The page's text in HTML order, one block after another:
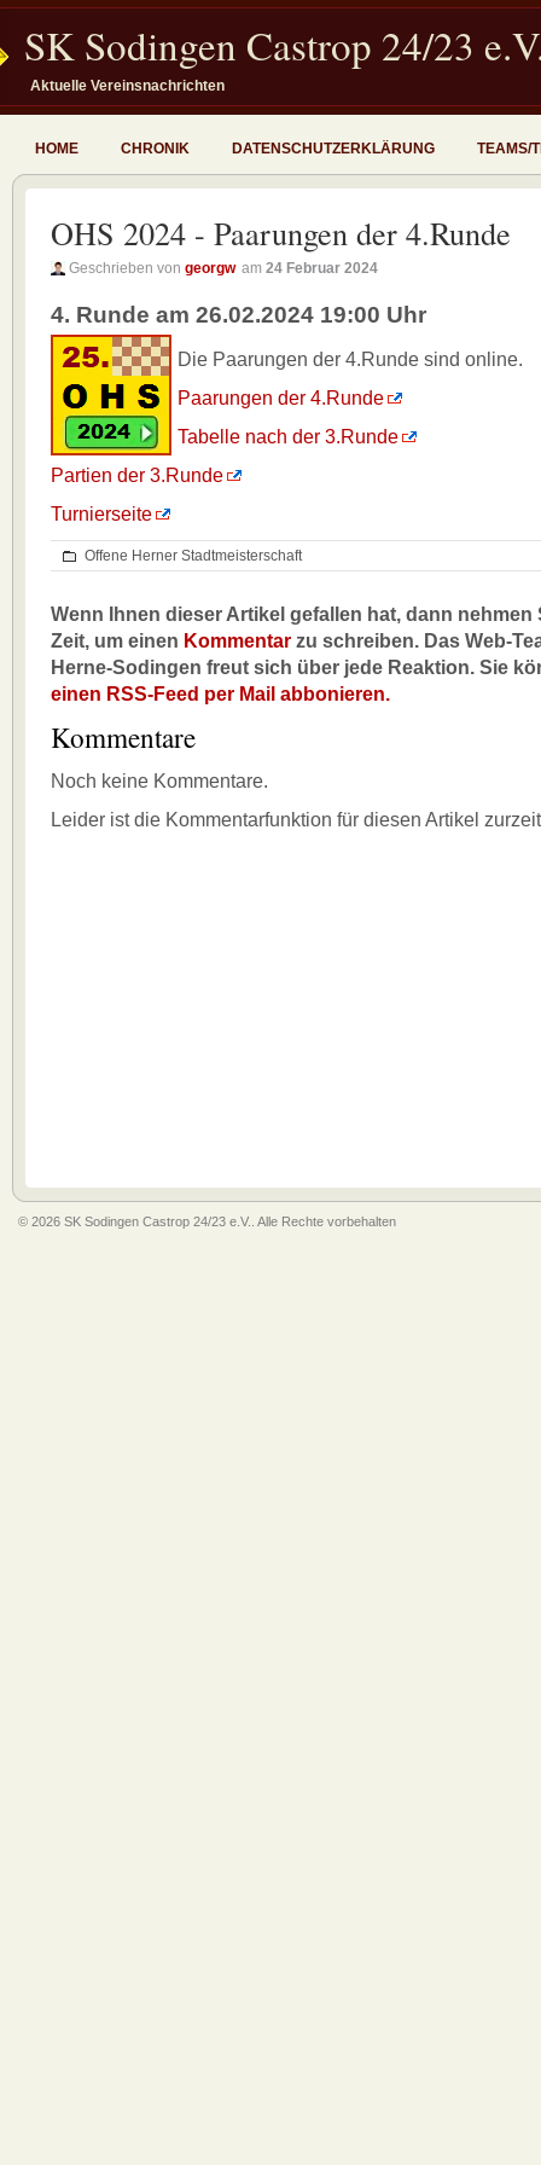
SK Sodingen Castrop 24/23
Aktuelle Vereinsnachrichten
HOME CHRONIK DATENSCHUTZERKLÄRUNG TEAMS/
OHS 2024 - Paarungen der 4.Runde
Geschrieben von georgw am 24 Februar 2024
4. Runde am 26.02.2024 19:00 Uhr
Die Paarungen der 4.Runde sind online.
Paarungen der 4.Runde
Tabelle nach der 3.Runde
Partien der 3.Runde
Turnierseite
Offene Herner Stadtmeisterschaft
Wenn Ihnen dieser Artikel gefallen hat, dann nehmen
Zeit, um einen Kommentar zu schreiben. Das Web-
Herne-Sodingen freut sich über jede Reaktion. Sie
einen RSS-Feed per Mail abbonieren.
Kommentare
Noch keine Kommentare.
Leider ist die Kommentarfunktion für diesen Artikel
© 2026 SK Sodingen Castrop 24/23 e.V.. Alle Rechte vorbehalten